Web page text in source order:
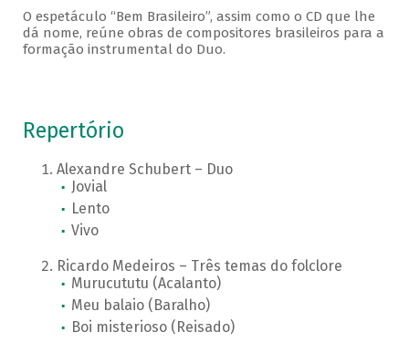
O espetáculo “Bem Brasileiro”, assim como o CD que lhe
dá nome, reúne obras de compositores brasileiros para a
formação instrumental do Duo.
Repertório
Alexandre Schubert – Duo
Jovial
Lento
Vivo
Ricardo Medeiros – Três temas do folclore
Murucututu (Acalanto)
Meu balaio (Baralho)
Boi misterioso (Reisado)